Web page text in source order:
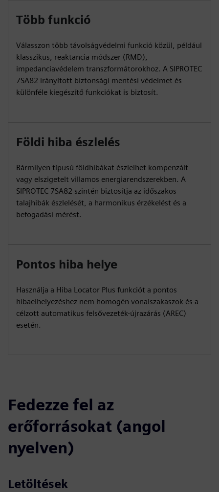
Több funkció
Válasszon több távolságvédelmi funkció közül, például
klasszikus, reaktancia módszer (RMD),
impedanciavédelem transzformátorokhoz. A SIPROTEC
7SA82 irányított biztonsági mentési védelmet és
különféle kiegészítő funkciókat is biztosít.
Földi hiba észlelés
Bármilyen típusú földhibákat észlelhet kompenzált
vagy elszigetelt villamos energiarendszerekben. A
SIPROTEC 7SA82 szintén biztosítja az időszakos
talajhibák észlelését, a harmonikus érzékelést és a
befogadási mérést.
Pontos hiba helye
Használja a Hiba Locator Plus funkciót a pontos
hibaelhelyezéshez nem homogén vonalszakaszok és a
célzott automatikus felsővezeték-újrazárás (AREC)
esetén.
Fedezze fel az
erőforrásokat (angol
nyelven)
Letöltések